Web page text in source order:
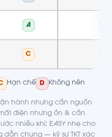
A
C
Hạn chế D Không nên
hành nhưng cần nguồn
điện nhưng ồn & cần
nhiều khí; EASY nhẹ cho
dẫn chung — kỹ sư TKT xác